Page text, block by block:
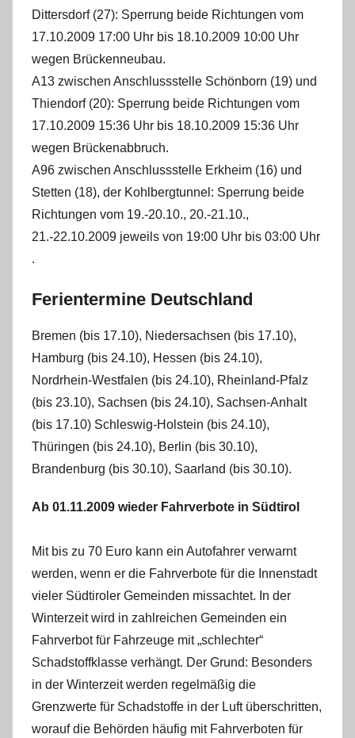
Dittersdorf (27): Sperrung beide Richtungen vom
17.10.2009 17:00 Uhr bis 18.10.2009 10:00 Uhr
wegen Brückenneubau.
A13 zwischen Anschlussstelle Schönborn (19) und
Thiendorf (20): Sperrung beide Richtungen vom
17.10.2009 15:36 Uhr bis 18.10.2009 15:36 Uhr
wegen Brückenabbruch.
A96 zwischen Anschlussstelle Erkheim (16) und
Stetten (18), der Kohlbergtunnel: Sperrung beide
Richtungen vom 19.-20.10., 20.-21.10.,
21.-22.10.2009 jeweils von 19:00 Uhr bis 03:00 Uhr
.
Ferientermine Deutschland
Bremen (bis 17.10), Niedersachsen (bis 17.10),
Hamburg (bis 24.10), Hessen (bis 24.10),
Nordrhein-Westfalen (bis 24.10), Rheinland-Pfalz
(bis 23.10), Sachsen (bis 24.10), Sachsen-Anhalt
(bis 17.10) Schleswig-Holstein (bis 24.10),
Thüringen (bis 24.10), Berlin (bis 30.10),
Brandenburg (bis 30.10), Saarland (bis 30.10).
Ab 01.11.2009 wieder Fahrverbote in Südtirol
Mit bis zu 70 Euro kann ein Autofahrer verwarnt
werden, wenn er die Fahrverbote für die Innenstadt
vieler Südtiroler Gemeinden missachtet. In der
Winterzeit wird in zahlreichen Gemeinden ein
Fahrverbot für Fahrzeuge mit „schlechter“
Schadstoffklasse verhängt. Der Grund: Besonders
in der Winterzeit werden regelmäßig die
Grenzwerte für Schadstoffe in der Luft überschritten,
worauf die Behörden häufig mit Fahrverboten für